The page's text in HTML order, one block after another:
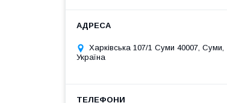
Харківська 107/1 Суми 40007, Суми,
Україна